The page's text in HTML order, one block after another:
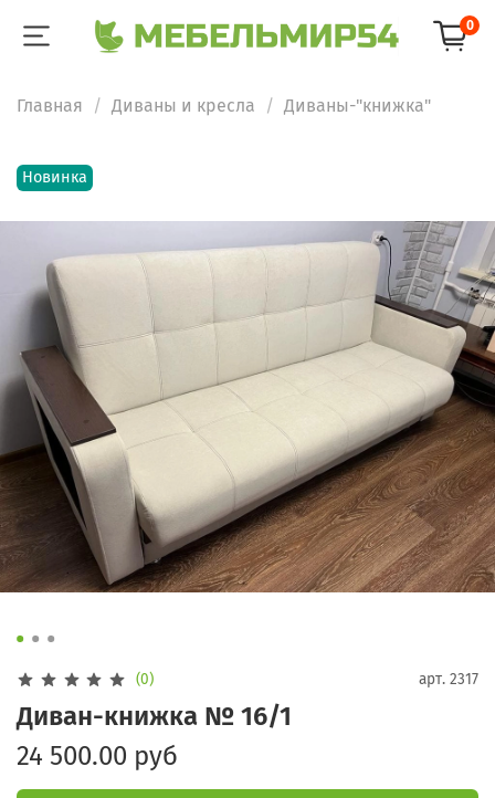
0
Главная Диваны и кресла Диваны-"книжка"
Новинка
(0) арт. 2317
Диван-книжка № 16/1
24 500.00 руб